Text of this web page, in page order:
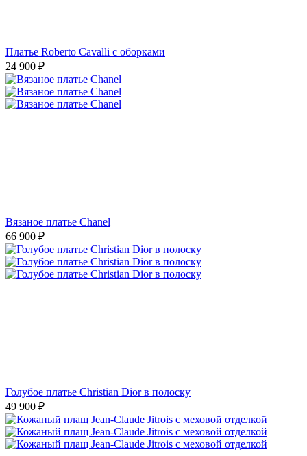
Платье Roberto Cavalli с оборками
24 900 ₽
Вязаное платье Chanel
66 900 ₽
Голубое платье Christian Dior в полоску
49 900 ₽